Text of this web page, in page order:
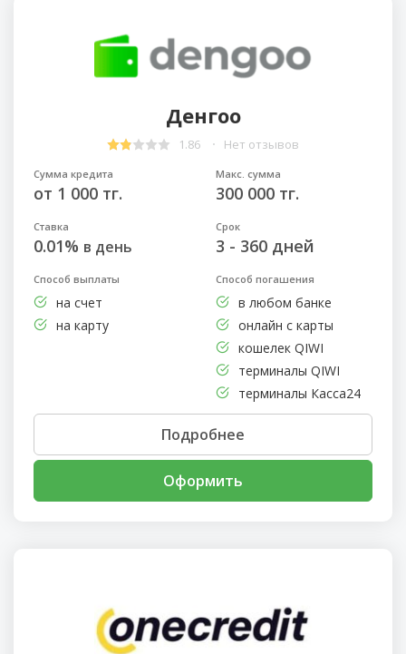
Денгоо
1.86 Нет отзывов
Сумма кредита
от 1 000 тг.
Макс. сумма
300 000 тг.
Ставка
0.01% в день
Срок
3 - 360 дней
Способ выплаты
на счет
на карту
Способ погашения
в любом банке
онлайн с карты
кошелек QIWI
терминалы QIWI
терминалы Касса24
Подробнее
Оформить